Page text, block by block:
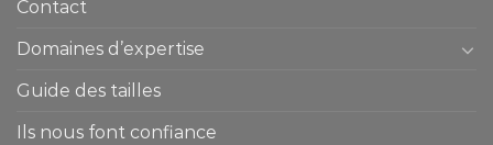
Contact
Domaines d’expertise
Guide des tailles
Ils nous font confiance